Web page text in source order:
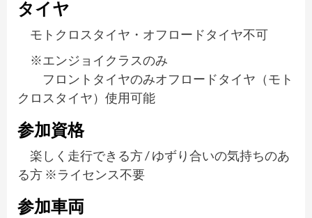
タイヤ
モトクロスタイヤ・オフロードタイヤ不可
※エンジョイクラスのみ
フロントタイヤのみオフロードタイヤ（モト
クロスタイヤ）使用可能
参加資格
楽しく走行できる方 / ゆずり合いの気持ちのあ
る方 ※ライセンス不要
参加車両